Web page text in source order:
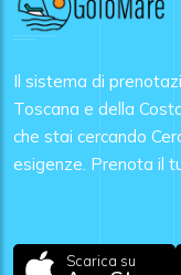
Il sistema di
Toscana e della
che stai cercando
esigenze. Prenota il
Scarica su